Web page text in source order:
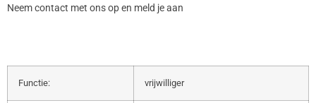
Neem contact met ons op en meld je aan
Functie: vrijwilliger